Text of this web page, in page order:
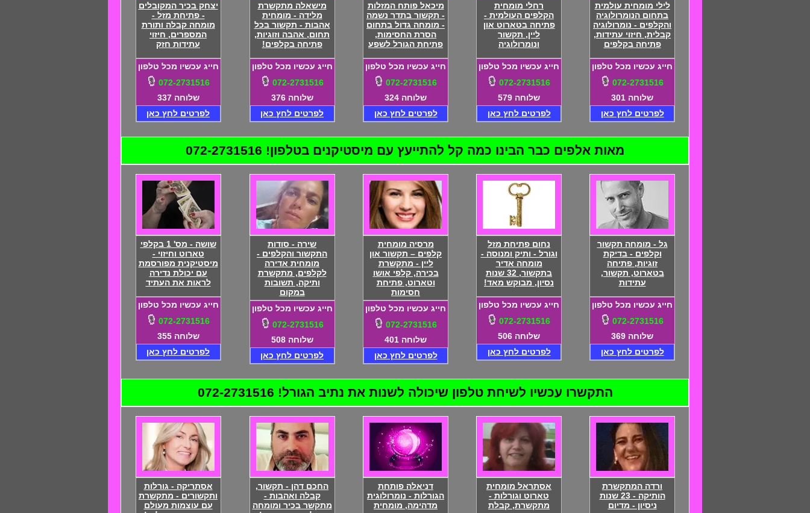
לילי מומחית עולמית
בתחום הנומרולוגיה
והקלפים - נומרולוגיה
קבלית, חיזוי עתידות,
פתיחה בקלפים
חייג עכשיו מכל טלפון
072-2731516
שלוחה 301
לפרטים לחץ כאן
רחלי מומחית
הקלפים העולמית -
פתיחה בטארוט און
ליין, תקשור
ונומרולוגיה
חייג עכשיו מכל טלפון
072-2731516
שלוחה 579
לפרטים לחץ כאן
מיכאל פותח המזלות
- תקשור בתדר נשמה
- מומחה גדול בתחום
הסרת החסימות,
פתיחת הגורל לשפע
חייג עכשיו מכל טלפון
072-2731516
שלוחה 324
לפרטים לחץ כאן
מישאלה מתקשרת
מלידה - מומחית
אהבות - תקשור בכל
תחום, אהבה וזוגיות,
פתיחה בקלפים!
חייג עכשיו מכל טלפון
072-2731516
שלוחה 376
לפרטים לחץ כאן
יצחק בכיר המקובלים
- פתיחת מזל -
מומחה קבלה ותורת
המספרים, חיזוי
עתידות חזק
חייג עכשיו מכל טלפון
072-2731516
שלוחה 337
לפרטים לחץ כאן
מאות אלפים כבר הבינו כמה קל להתייעץ עם מיסטיקנים בטלפון! 072-2731516
גל - מומחה תקשור
וקלפים - בדיקת
זוגיות, פתיחה
בטארוט, תקשור,
עתידות
חייג עכשיו מכל טלפון
072-2731516
שלוחה 369
לפרטים לחץ כאן
נחום פתיחת מזל
וגורל - ותיק ומנוסה -
מומחה אדיר
בתקשור, 32 שנות
נסיון, מבוקש מאד!
חייג עכשיו מכל טלפון
072-2731516
שלוחה 506
לפרטים לחץ כאן
מרסיה מומחית
קלפים – תקשור און
ליין - מתקשרת
בכירה, קלפי אושו
וטארוט, פתיחת
חסימות
חייג עכשיו מכל טלפון
072-2731516
שלוחה 401
לפרטים לחץ כאן
שירה - סודות
התקשור והקלפים -
מומחית אדירה
לקלפים, מתקשרת
ותיקה, תשובות
במקום
חייג עכשיו מכל טלפון
072-2731516
שלוחה 508
לפרטים לחץ כאן
שושה - מס' 1 בקלפי
טארוט וחיזוי -
מיסטיקנית מפורסמת
עם יכולת נדירה
לראות את העתיד
חייג עכשיו מכל טלפון
072-2731516
שלוחה 355
לפרטים לחץ כאן
התקשרו עכשיו לשיחת טלפון שיכולה לשנות את נתיב הגורל! 072-2731516
ורדה המתקשרת
הותיקה - 23 שנות
ניסיון - מדיום
אסתראל מומחית
טארוט וגורלות -
מתקשרת, קבלת
דניאלה פותחת
הגורלות - נומרולוגית
מדהימה, מומחית
החכם דהן - תקשור,
קבלה ואהבות -
מתקשר בכיר ומומחה
אסתריקה - גורלות
ותקשורים - מתקשרת
עם עוצמות מעולם